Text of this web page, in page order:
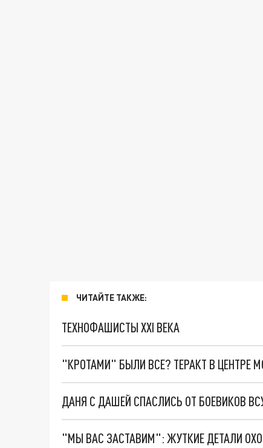
ЧИТАЙТЕ ТАКЖЕ:
ТЕХНОФАШИСТЫ XXI ВЕКА
"КРОТАМИ" БЫЛИ ВСЕ? ТЕРАКТ В ЦЕНТРЕ
ДАНЯ С ДАШЕЙ СПАСЛИСЬ ОТ БОЕВИКОВ